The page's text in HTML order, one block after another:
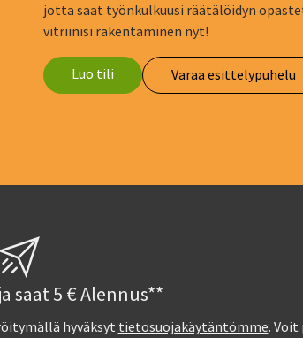
jotta saat työnkulkuusi räätälöidyn
vitriinisi rakentaminen nyt!
Luo tili Varaa esittelypuhelu
saat 5 € Alennus**
hyväksyt tietosuojakäytäntömme.